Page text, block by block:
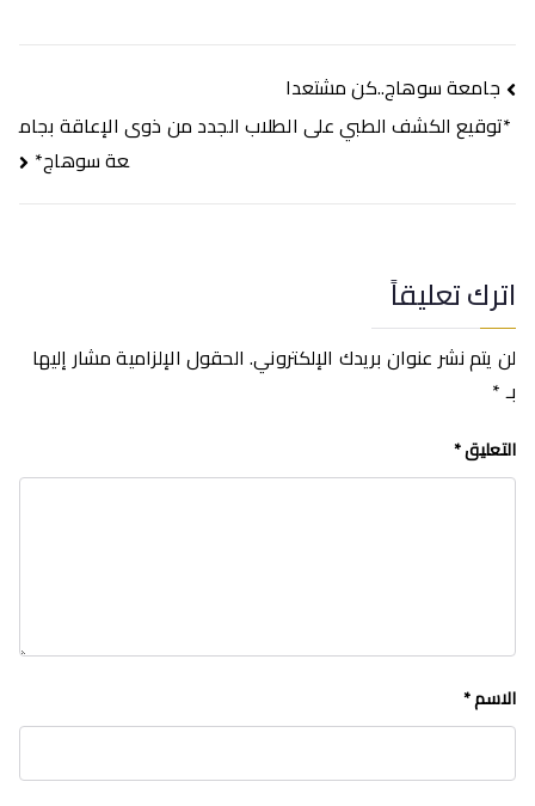
تصفّح
المقالات
جامعة سوهاج..كن مشتعدا
*توقيع الكشف الطبي على الطلاب الجدد من ذوى الإعاقة بجام
عة سوهاج*
اترك تعليقاً
لن يتم نشر عنوان بريدك الإلكتروني. الحقول الإلزامية مشار إليها
بـ*
التعليق*
الاسم*